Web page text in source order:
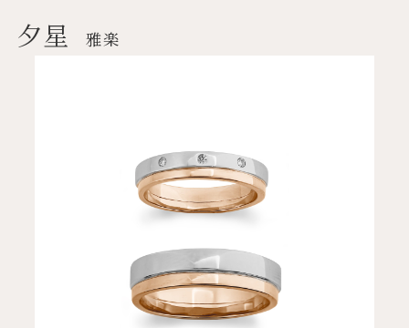
夕星 雅楽